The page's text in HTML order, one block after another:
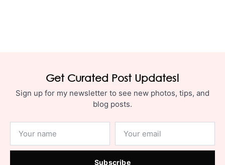
Get Curated Post Updates!
Sign up for my newsletter to see new photos, tips, and
blog posts.
Subscribe